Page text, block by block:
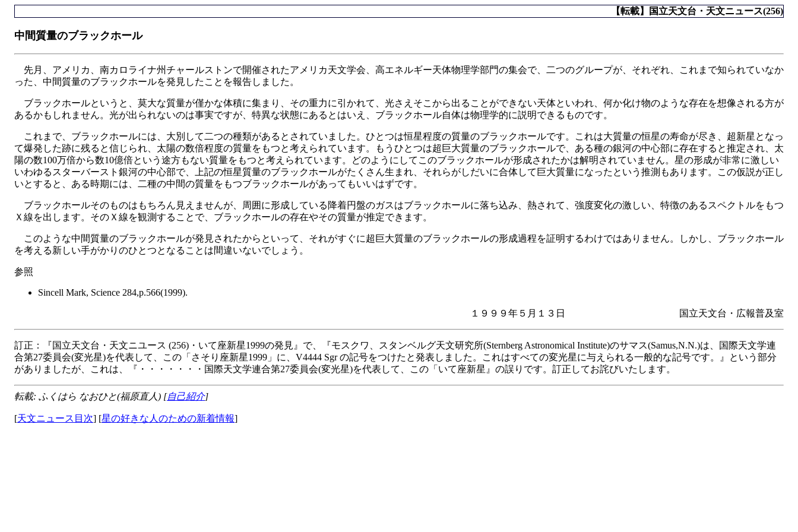
【転載】国立天文台・天文ニュース(256)
中間質量のブラックホール
先月、アメリカ、南カロライナ州チャールストンで開催されたアメリカ天文学会、高エネルギー天体物理学部門の集会で、二つのグループが、それぞれ、これまで知られていなか
った、中間質量のブラックホールを発見したことを報告しました。
ブラックホールというと、莫大な質量が僅かな体積に集まり、その重力に引かれて、光さえそこから出ることができない天体といわれ、何か化け物のような存在を想像される方が
あるかもしれません。光が出られないのは事実ですが、特異な状態にあるとはいえ、ブラックホール自体は物理学的に説明できるものです。
これまで、ブラックホールには、大別して二つの種類があるとされていました。ひとつは恒星程度の質量のブラックホールです。これは大質量の恒星の寿命が尽き、超新星となっ
て爆発した跡に残ると信じられ、太陽の数倍程度の質量をもつと考えられています。もうひとつは超巨大質量のブラックホールで、ある種の銀河の中心部に存在すると推定され、太
陽の数100万倍から数10億倍という途方もない質量をもつと考えられています。どのようにしてこのブラックホールが形成されたかは解明されていません。星の形成が非常に激しい
いわゆるスターバースト銀河の中心部で、上記の恒星質量のブラックホールがたくさん生まれ、それらがしだいに合体して巨大質量になったという推測もあります。この仮説が正し
いとすると、ある時期には、二種の中間の質量をもつブラックホールがあってもいいはずです。
ブラックホールそのものはもちろん見えませんが、周囲に形成している降着円盤のガスはブラックホールに落ち込み、熱されて、強度変化の激しい、特徴のあるスペクトルをもつ
Ｘ線を出します。そのＸ線を観測することで、ブラックホールの存在やその質量が推定できます。
このような中間質量のブラックホールが発見されたからといって、それがすぐに超巨大質量のブラックホールの形成過程を証明するわけではありません。しかし、ブラックホール
を考える新しい手がかりのひとつとなることは間違いないでしょう。
参照
Sincell Mark, Science 284,p.566(1999).
１９９９年５月１３日 国立天文台・広報普及室
訂正：『国立天文台・天文ニユース (256)・いて座新星1999の発見』で、『モスクワ、スタンベルグ天文研究所(Sternberg Astronomical Institute)のサマス(Samus,N.N.)は、国際天文学連
合第27委員会(変光星)を代表して、この「さそり座新星1999」に、V4444 Sgr の記号をつけたと発表しました。これはすべての変光星に与えられる一般的な記号です。』という部分
がありましたが、これは、『・・・・・・・国際天文学連合第27委員会(変光星)を代表して、この「いて座新星』の誤りです。訂正してお詫びいたします。
転載: ふくはら なおひと(福原直人) [自己紹介]
[天文ニュース目次] [星の好きな人のための新着情報]